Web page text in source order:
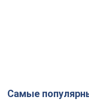
Самые